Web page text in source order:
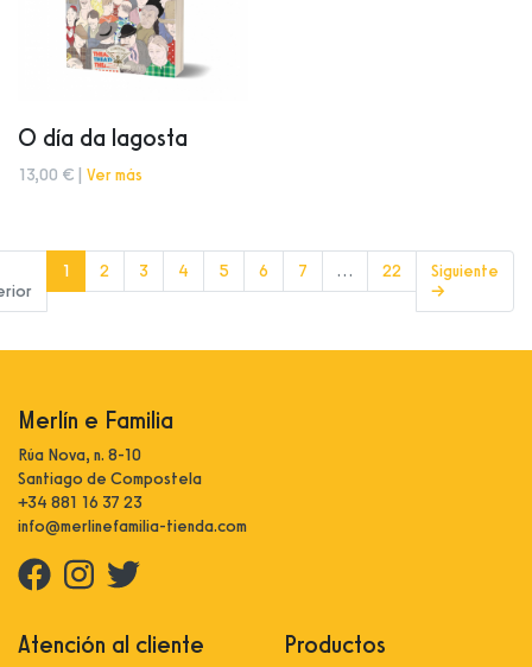
O día da lagosta
13,00 € | Ver más
1 (current)
2 3 4 5 6 7 … 22
Siguiente
→
Merlín e Familia
Rúa Nova, n. 8-10
Santiago de Compostela
+34 881 16 37 23
info@merlinefamilia-tienda.com
Atención al cliente Productos